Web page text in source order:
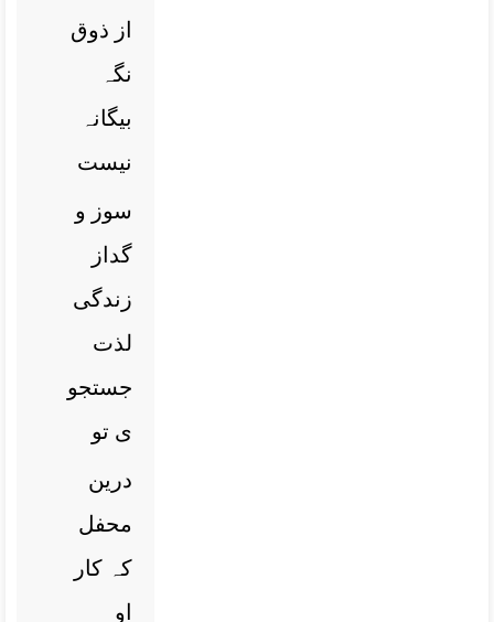
از ذوق
نگہ
بیگانہ
نیست
سوز و
گداز
زندگی
لذت
جستجو
ی تو
درین
محفل
کہ کار
او